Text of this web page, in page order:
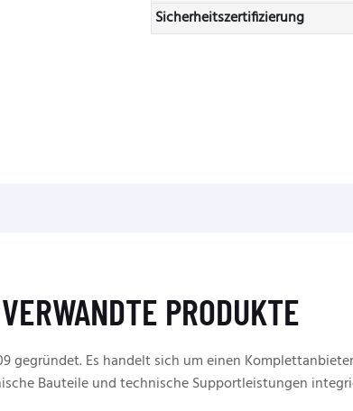
Sicherheitszertifizierung
VERWANDTE PRODUKTE
gegründet. Es handelt sich um einen
Bauteile und technische Supportleistungen